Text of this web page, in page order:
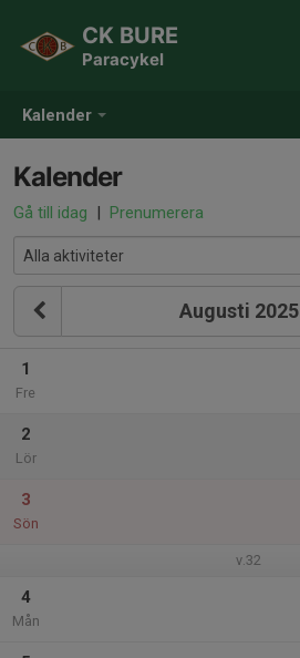
Kalender
CK BURE
Paracykel
Kalender
Gå till idag | Prenumerera
Augusti 2025
1
Fre
2
Lör
3
Sön
v.32
4
Mån